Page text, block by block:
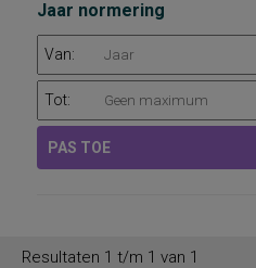
Jaar normering
Van:
Tot:
PAS TOE
Resultaten 1 t/m 1 van 1